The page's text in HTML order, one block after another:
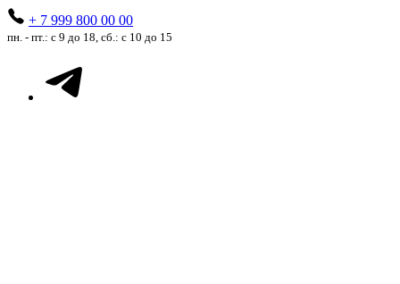
+ 7 999 800 00 00
пн. - пт.: с 9 до 18, сб.: с 10 до 15